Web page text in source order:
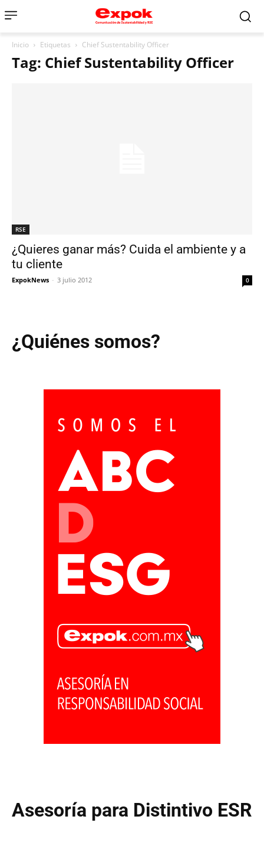
Inicio Etiquetas Chief Sustentability Officer
Tag: Chief Sustentability Officer
RSE
¿Quieres ganar más? Cuida el ambiente y a
tu cliente
ExpokNews - 3 julio 2012 0
¿Quiénes somos?
Asesoría para Distintivo ESR